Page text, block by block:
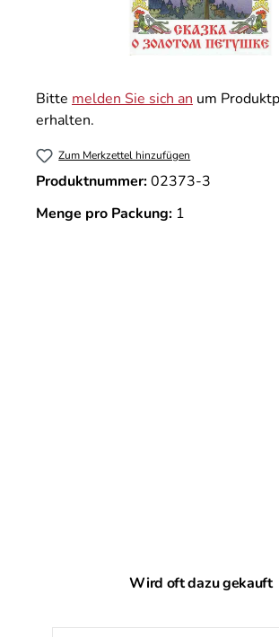
Bitte melden Sie sich an um
erhalten.
Zum Merkzettel hinzufügen
Produktnummer:02373-3
Menge pro Packung: 1
Produktgalerie überspringen
Wird oft dazu gekauft